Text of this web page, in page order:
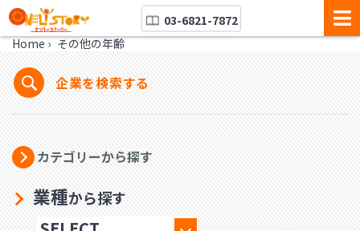
03-6821-7872
Home › その他の年齢
企業を検索する
カテゴリーから探す
業種から探す